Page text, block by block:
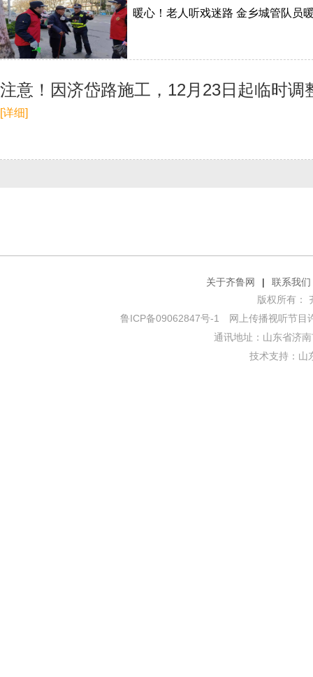
暖心！老人听戏迷路 金乡城管队员
注意！因济岱路施工，12月23日起临时调
[详细]
关于齐鲁网 |
联系我们
版权所有：
鲁ICP备09062847号-1
网上传播视听节目
通讯地址：山东省济
技术支持： 山